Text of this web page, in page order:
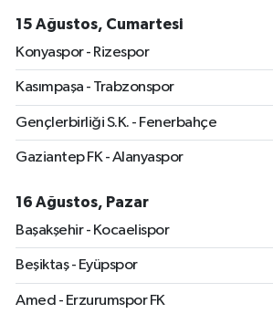
15 Ağustos, Cumartesi
Konyaspor - Rizespor
Kasımpaşa - Trabzonspor
Gençlerbirliği S.K. - Fenerbahçe
Gaziantep FK - Alanyaspor
16 Ağustos, Pazar
Başakşehir - Kocaelispor
Beşiktaş - Eyüpspor
Amed - Erzurumspor FK